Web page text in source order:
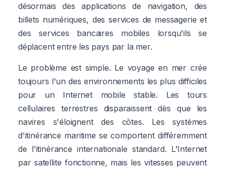
désormais des applications de navigation, des
billets numériques, des services de messagerie et
des services bancaires mobiles lorsqu'ils se
déplacent entre les pays par la mer.
Le problème est simple. Le voyage en mer crée
toujours l'un des environnements les plus difficiles
pour un Internet mobile stable. Les tours
cellulaires terrestres disparaissent dès que les
navires s'éloignent des côtes. Les systèmes
d'itinérance maritime se comportent différemment
de l'itinérance internationale standard. L'Internet
par satellite fonctionne, mais les vitesses peuvent